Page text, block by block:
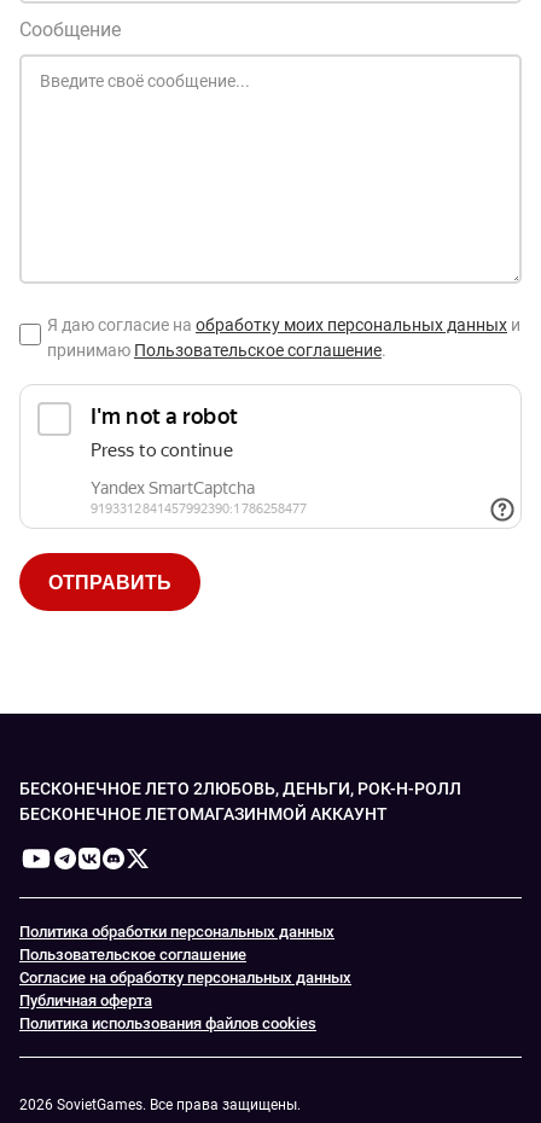
Сообщение
Я даю согласие на обработку моих персональных данных и
принимаю Пользовательское соглашение.
БЕСКОНЕЧНОЕ ЛЕТО 2ЛЮБОВЬ, ДЕНЬГИ, РОК-Н-РОЛЛ
БЕСКОНЕЧНОЕ ЛЕТОМАГАЗИНМОЙ АККАУНТ
Политика обработки персональных данных
Пользовательское соглашение
Согласие на обработку персональных данных
Публичная оферта
Политика использования файлов cookies
2026 SovietGames. Все права защищены.